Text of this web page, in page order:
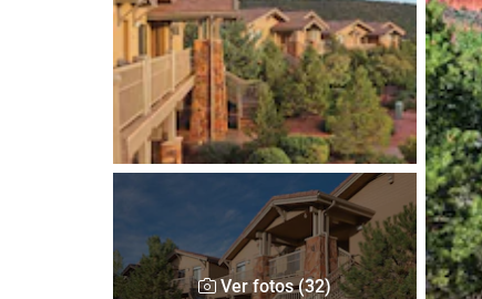
Ver fotos (32)